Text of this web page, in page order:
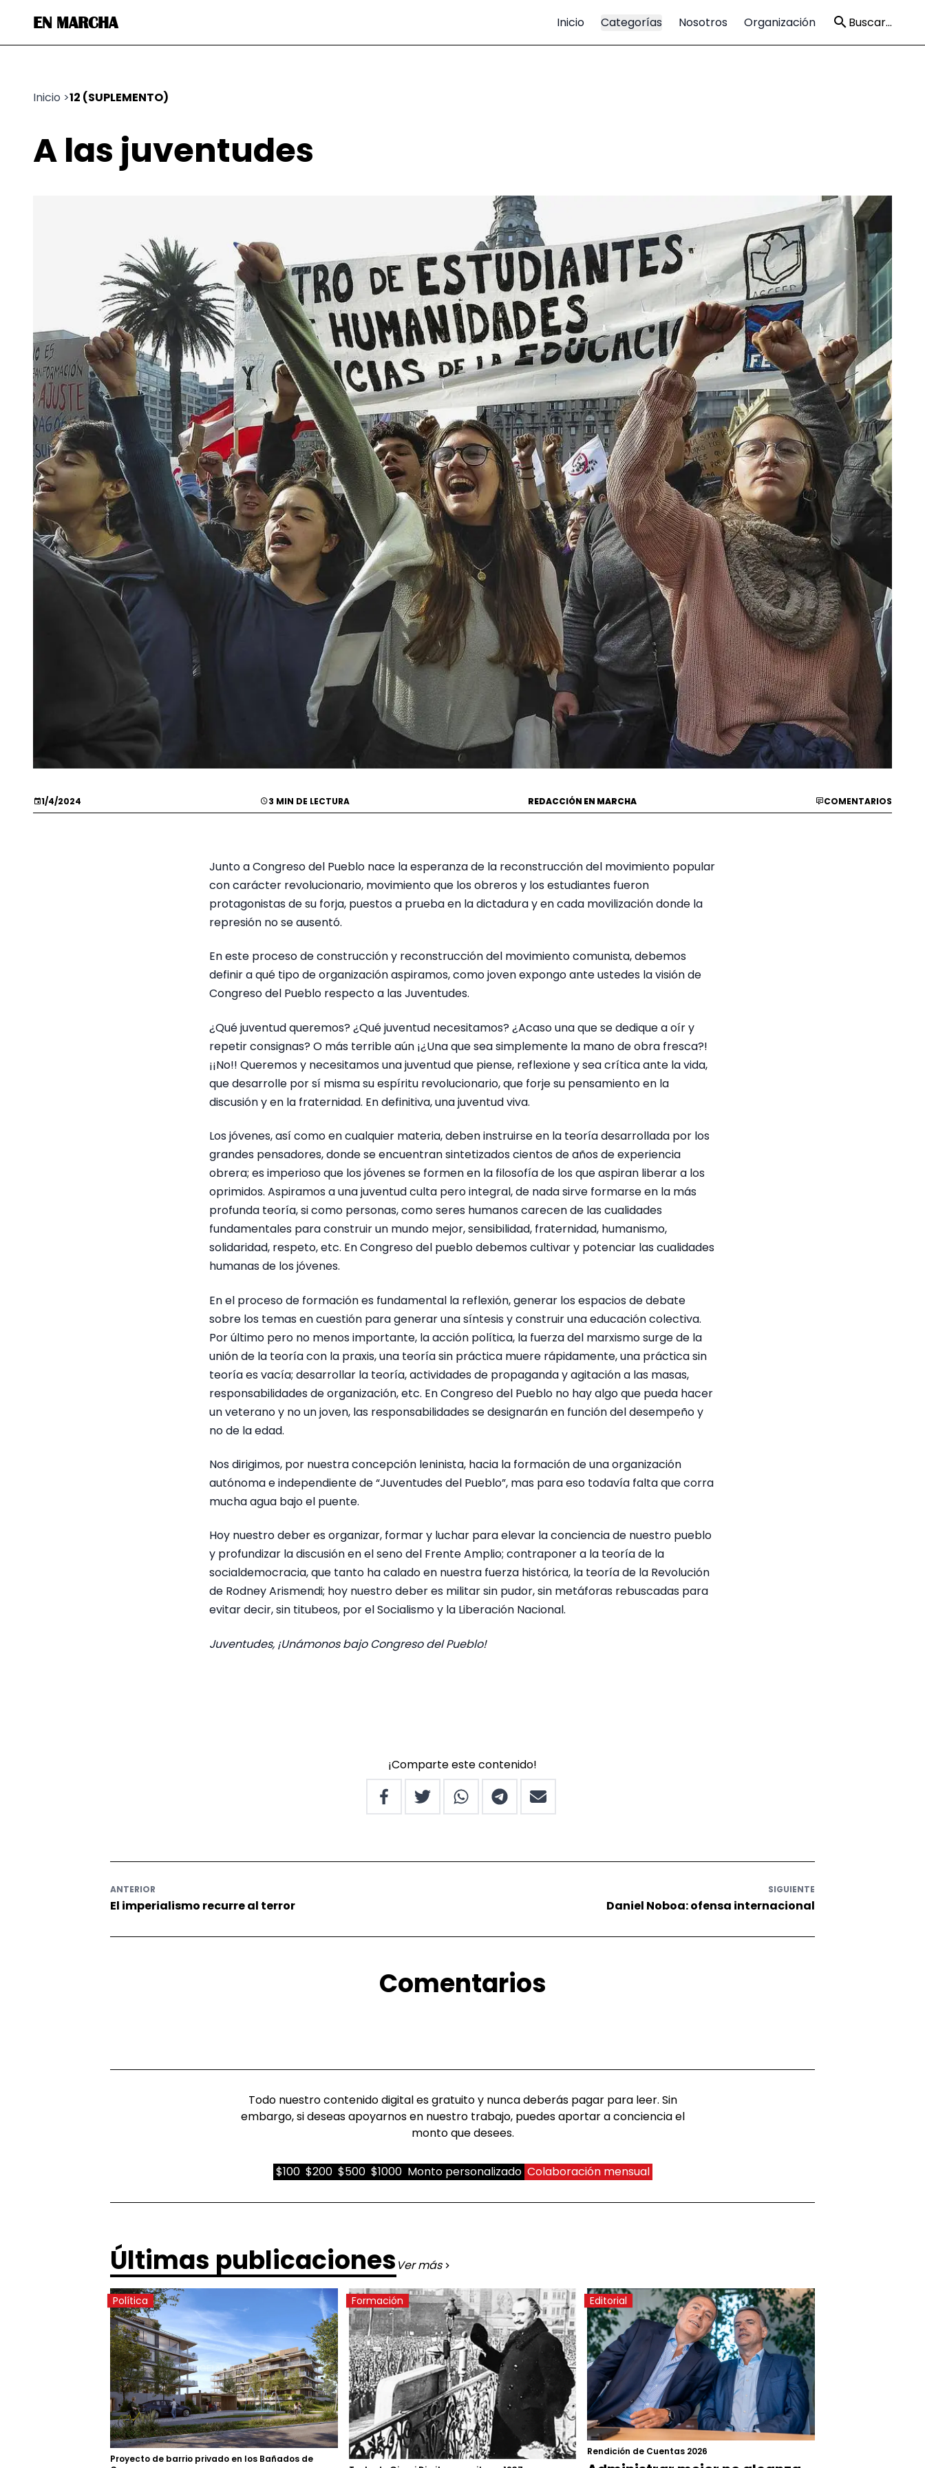
EN MARCHA Inicio Categorías Nosotros Organización Buscar...
Inicio >12 (SUPLEMENTO)
A las juventudes
1/4/2024 3 MIN DE LECTURA REDACCIÓN EN MARCHA COMENTARIOS
Junto a Congreso del Pueblo nace la esperanza de la reconstrucción del movimiento popular
con carácter revolucionario, movimiento que los obreros y los estudiantes fueron
protagonistas de su forja, puestos a prueba en la dictadura y en cada movilización donde la
represión no se ausentó.
En este proceso de construcción y reconstrucción del movimiento comunista, debemos
definir a qué tipo de organización aspiramos, como joven expongo ante ustedes la visión de
Congreso del Pueblo respecto a las Juventudes.
¿Qué juventud queremos? ¿Qué juventud necesitamos? ¿Acaso una que se dedique a oír y
repetir consignas? O más terrible aún ¡¿Una que sea simplemente la mano de obra fresca?!
¡¡No!! Queremos y necesitamos una juventud que piense, reflexione y sea crítica ante la vida,
que desarrolle por sí misma su espíritu revolucionario, que forje su pensamiento en la
discusión y en la fraternidad. En definitiva, una juventud viva.
Los jóvenes, así como en cualquier materia, deben instruirse en la teoría desarrollada por los
grandes pensadores, donde se encuentran sintetizados cientos de años de experiencia
obrera; es imperioso que los jóvenes se formen en la filosofía de los que aspiran liberar a los
oprimidos. Aspiramos a una juventud culta pero integral, de nada sirve formarse en la más
profunda teoría, si como personas, como seres humanos carecen de las cualidades
fundamentales para construir un mundo mejor, sensibilidad, fraternidad, humanismo,
solidaridad, respeto, etc. En Congreso del pueblo debemos cultivar y potenciar las cualidades
humanas de los jóvenes.
En el proceso de formación es fundamental la reflexión, generar los espacios de debate
sobre los temas en cuestión para generar una síntesis y construir una educación colectiva.
Por último pero no menos importante, la acción política, la fuerza del marxismo surge de la
unión de la teoría con la praxis, una teoría sin práctica muere rápidamente, una práctica sin
teoría es vacía; desarrollar la teoría, actividades de propaganda y agitación a las masas,
responsabilidades de organización, etc. En Congreso del Pueblo no hay algo que pueda hacer
un veterano y no un joven, las responsabilidades se designarán en función del desempeño y
no de la edad.
Nos dirigimos, por nuestra concepción leninista, hacia la formación de una organización
autónoma e independiente de “Juventudes del Pueblo”, mas para eso todavía falta que corra
mucha agua bajo el puente.
Hoy nuestro deber es organizar, formar y luchar para elevar la conciencia de nuestro pueblo
y profundizar la discusión en el seno del Frente Amplio; contraponer a la teoría de la
socialdemocracia, que tanto ha calado en nuestra fuerza histórica, la teoría de la Revolución
de Rodney Arismendi; hoy nuestro deber es militar sin pudor, sin metáforas rebuscadas para
evitar decir, sin titubeos, por el Socialismo y la Liberación Nacional.
Juventudes, ¡Unámonos bajo Congreso del Pueblo!
¡Comparte este contenido!
ANTERIOR
El imperialismo recurre al terror
SIGUIENTE
Daniel Noboa: ofensa internacional
Comentarios
Todo nuestro contenido digital es gratuito y nunca deberás pagar para leer. Sin
embargo, si deseas apoyarnos en nuestro trabajo, puedes aportar a conciencia el
monto que desees.
$100 $200 $500 $1000 Monto personalizado Colaboración mensual
Últimas publicaciones Ver más
Política
Proyecto de barrio privado en los Bañados de
Formación Editorial
Rendición de Cuentas 2026